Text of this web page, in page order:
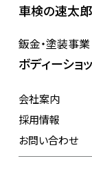
車検の速太
鈑金・塗装事業
ボディーショ
会社案内
採用情報
お問い合わせ